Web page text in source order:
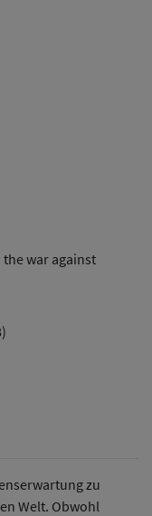
war against
zu
Welt. Obwohl